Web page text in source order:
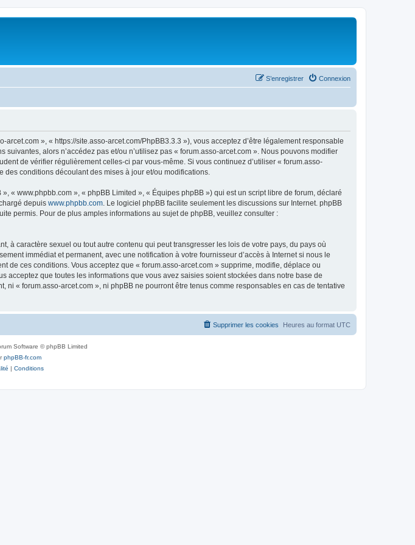
Connexion
S’enregistrer
», « https://site.asso-arcet.com/PhpBB3.3.3 »), vous acceptez d’être légalement responsable
alors n’accédez pas et/ou n’utilisez pas « forum.asso-arcet.com ». Nous pouvons modifier
de vérifier régulièrement celles-ci par vous-même. Si vous continuez d’utiliser « forum.asso-
conditions découlant des mises à jour et/ou modifications.
« www.phpbb.com », « phpBB Limited », « Équipes phpBB ») qui est un script libre de forum, déclaré
depuis www.phpbb.com . Le logiciel phpBB facilite seulement les discussions sur Internet. phpBB
permis. Pour de plus amples informations au sujet de phpBB, veuillez consulter :
à caractère sexuel ou tout autre contenu qui peut transgresser les lois de votre pays, du pays où
immédiat et permanent, avec une notification à votre fournisseur d’accès à Internet si nous le
ces conditions. Vous acceptez que « forum.asso-arcet.com » supprime, modifie, déplace ou
acceptez que toutes les informations que vous avez saisies soient stockées dans notre base de
« forum.asso-arcet.com », ni phpBB ne pourront être tenus comme responsables en cas de tentative
Heures au format UTC
Supprimer les cookies
Software © phpBB Limited
phpBB-fr.com
| Conditions